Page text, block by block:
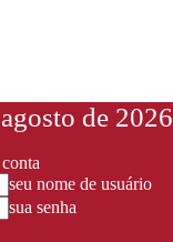
de 2026
seu nome de usuário
sua senha